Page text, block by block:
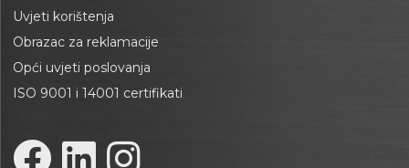
Uvjeti korištenja
Obrazac za reklamacije
Opći uvjeti poslovanja
ISO 9001 i 14001 certifikati